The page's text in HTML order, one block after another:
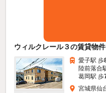
ウィルクレール３の賃貸物件
愛子駅 歩
陸前落合
葛岡駅 歩
宮城県仙